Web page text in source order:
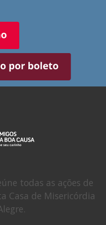
todas as ações de
Casa de Misericórdia